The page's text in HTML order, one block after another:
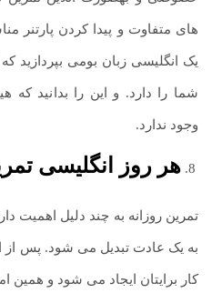
های متفاوت و پیدا کردن پارتنر
یک انگلیسی زبان بومی بپردازید
شما را دارد. و این را بدانید که
وجود ندارد.
هر روز انگلیسی
تمرین روزانه به چند دلیل اهمیت
به یک عادت تبدیل می شود. پس از
کار برایتان ایجاد می شود و